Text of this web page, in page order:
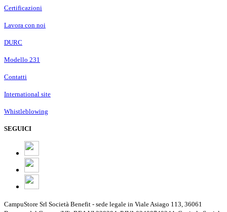
Certificazioni
Lavora con noi
DURC
Modello 231
Contatti
International site
Whistleblowing
SEGUICI
CampuStore Srl Società Benefit - sede legale in Viale Asiago 113, 36061